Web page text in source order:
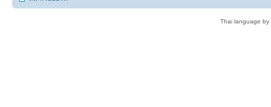
Thai language by